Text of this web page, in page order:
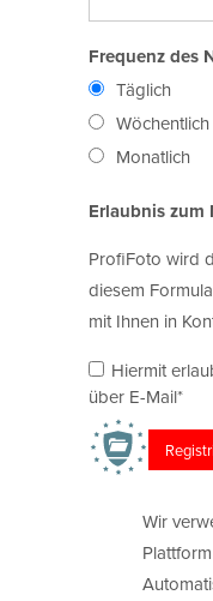
Frequenz des
Täglich
Wöchentlich
Monatlich
Erlaubnis zum
ProfiFoto wird
diesem
mit Ihnen in
Hiermit
über E-Mail*
Wir